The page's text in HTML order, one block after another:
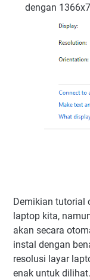
dengan
Demikian tutorial
laptop kita,
akan secara
instal dengan
resolusi layar
enak untuk